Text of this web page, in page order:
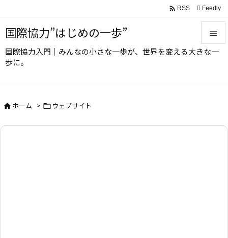
国際協力”はじめの一歩”
国際協力入門｜みんなの小さな一歩が、世界を変える大きな一
歩に。



 RSS Feedly
ホーム >  ウェブサイト